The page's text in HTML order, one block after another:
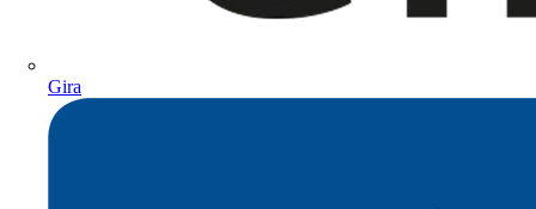
Gira